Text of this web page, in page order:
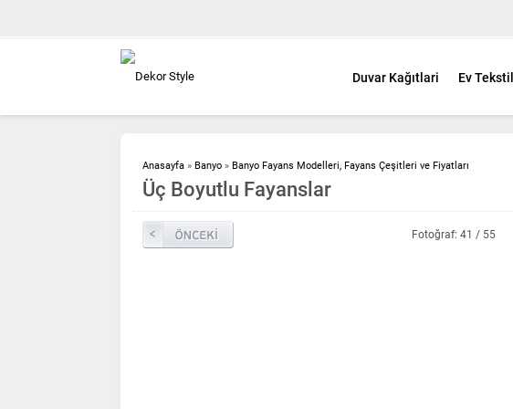
Duvar Kağıtlari Ev Tekstil
Anasayfa » Banyo » Banyo Fayans Modelleri, Fayans Çeşitleri ve Fiyatları
Üç Boyutlu Fayanslar
Fotoğraf: 41 / 55